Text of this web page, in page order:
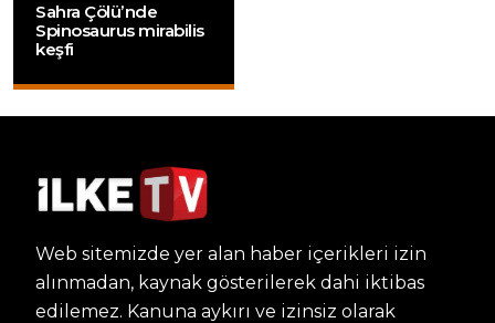
Sahra Çölü’nde
Spinosaurus mirabilis
keşfi
Web sitemizde yer alan haber içerikleri izin
alınmadan, kaynak gösterilerek dahi iktibas
edilemez. Kanuna aykırı ve izinsiz olarak